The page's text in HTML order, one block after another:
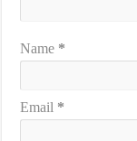
Name *
Email *